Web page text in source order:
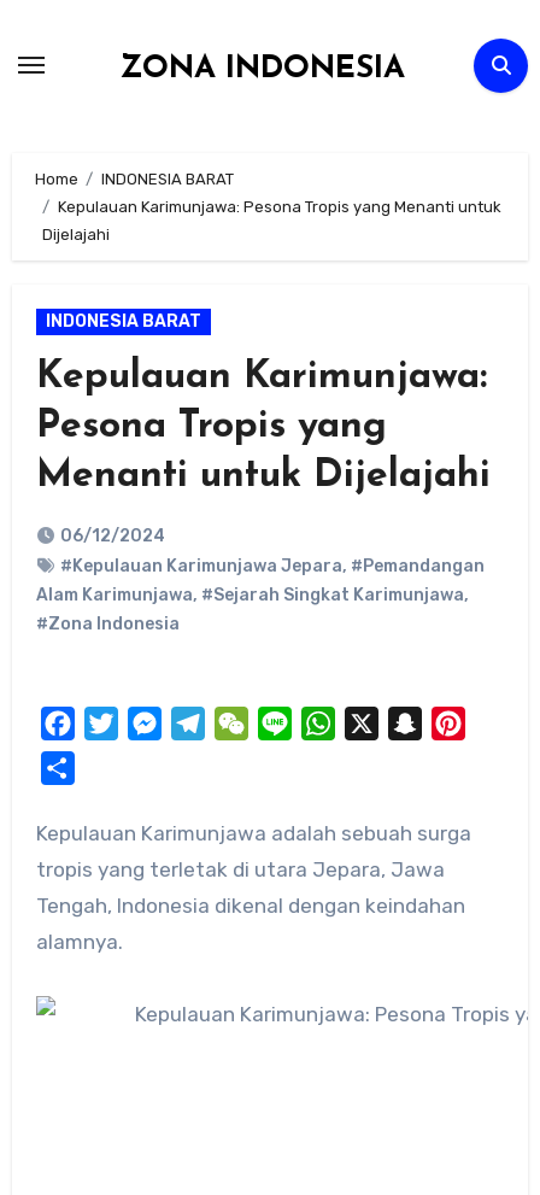
ZONA INDONESIA
Home
INDONESIA BARAT
Kepulauan Karimunjawa: Pesona Tropis yang Menanti untuk
Dijelajahi
INDONESIA BARAT
Kepulauan Karimunjawa:
Pesona Tropis yang
Menanti untuk Dijelajahi
06/12/2024
#Kepulauan Karimunjawa Jepara, #Pemandangan
Alam Karimunjawa, #Sejarah Singkat Karimunjawa,
#Zona Indonesia
FacebookTwitterMessengerTelegramWeChat
Line WhatsApp Snapchat
Kepulauan Karimunjawa adalah sebuah surga
tropis yang terletak di utara Jepara, Jawa
Tengah, Indonesia dikenal dengan keindahan
alamnya.